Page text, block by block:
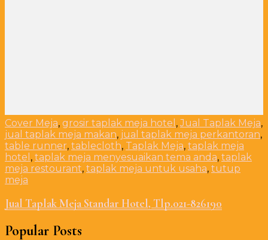
Cover Meja, grosir taplak meja hotel ,Jual Taplak Meja,
jual taplak meja makan, jual taplak meja perkantoran,
table runner, tablecloth, Taplak Meja, taplak meja
hotel , taplak meja menyesuaikan tema anda, taplak
meja restourant, taplak meja untuk usaha, tutup
meja
Jual Taplak Meja Standar Hotel, Tlp.021-826190
Popular Posts